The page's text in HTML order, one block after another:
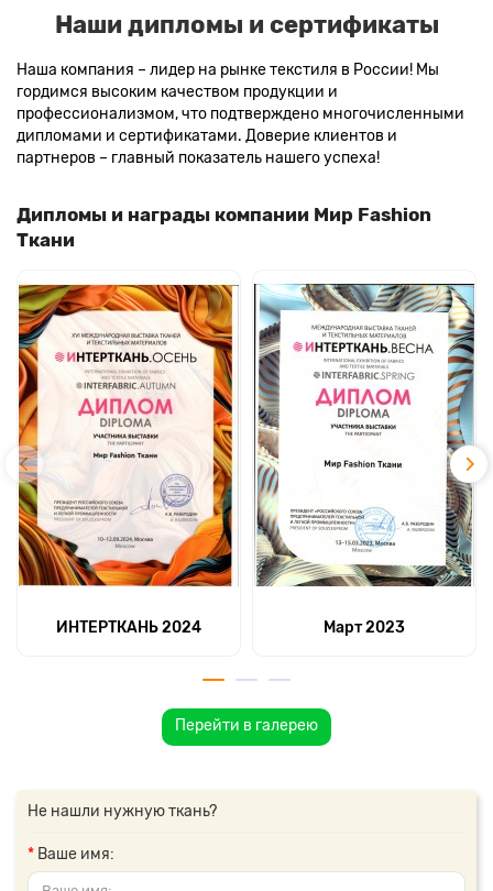
Наши дипломы и сертификаты
Наша компания – лидер на рынке текстиля в России! Мы
гордимся высоким качеством продукции и
профессионализмом, что подтверждено многочисленными
дипломами и сертификатами. Доверие клиентов и
партнеров – главный показатель нашего успеха!
Дипломы и награды компании Мир Fashion
Ткани
ИНТЕРТКАНЬ 2024 Март 2023
Перейти в галерею
Не нашли нужную ткань?
Ваше имя: